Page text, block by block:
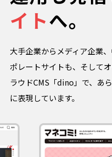
イトへ。
大手企業からメディア企業
ポレートサイトも、そして
ラウドCMS「dino」で、あ
に表現しています。